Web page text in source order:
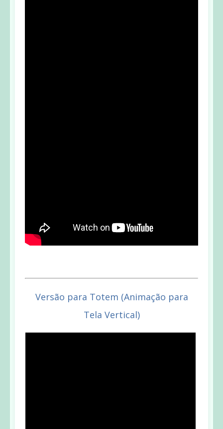
Versão para Totem (Animação para
Tela Vertical)